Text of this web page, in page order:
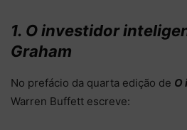
1. O investidor
Graham
No prefácio da quarta edição de O
Warren Buffett escreve: